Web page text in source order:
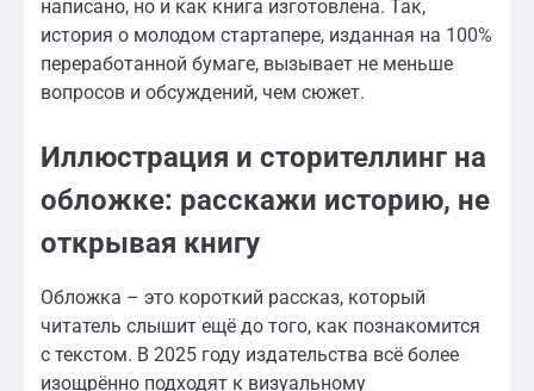
написано, но и как книга изготовлена. Так,
история о молодом стартапере, изданная на 100%
переработанной бумаге, вызывает не меньше
вопросов и обсуждений, чем сюжет.
Иллюстрация и сторителлинг на
обложке: расскажи историю, не
открывая книгу
Обложка – это короткий рассказ, который
читатель слышит ещё до того, как познакомится
с текстом. В 2025 году издательства всё более
изощрённо подходят к визуальному